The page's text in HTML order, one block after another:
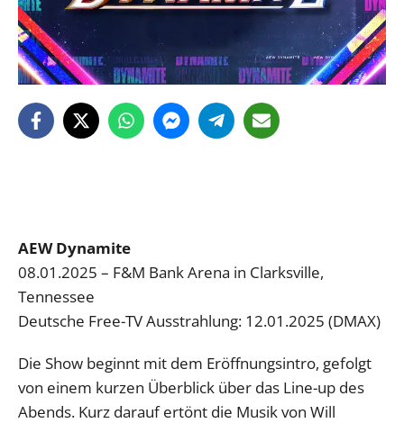
AEW Dynamite
08.01.2025 – F&M Bank Arena in Clarksville,
Tennessee
Deutsche Free-TV Ausstrahlung: 12.01.2025 (DMAX)
Die Show beginnt mit dem Eröffnungsintro, gefolgt
von einem kurzen Überblick über das Line-up des
Abends. Kurz darauf ertönt die Musik von Will